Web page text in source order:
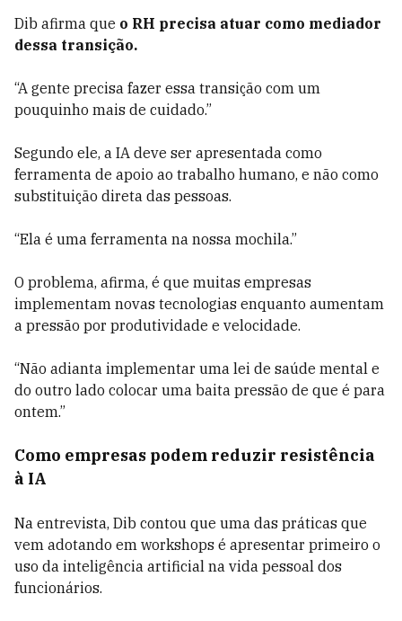
Dib afirma que o RH precisa atuar como mediador
dessa transição.
“A gente precisa fazer essa transição com um
pouquinho mais de cuidado.”
Segundo ele, a IA deve ser apresentada como
ferramenta de apoio ao trabalho humano, e não como
substituição direta das pessoas.
“Ela é uma ferramenta na nossa mochila.”
O problema, afirma, é que muitas empresas
implementam novas tecnologias enquanto aumentam
a pressão por produtividade e velocidade.
“Não adianta implementar uma lei de saúde mental e
do outro lado colocar uma baita pressão de que é para
ontem.”
Como empresas podem reduzir resistência
à IA
Na entrevista, Dib contou que uma das práticas que
vem adotando em workshops é apresentar primeiro o
uso da inteligência artificial na vida pessoal dos
funcionários.